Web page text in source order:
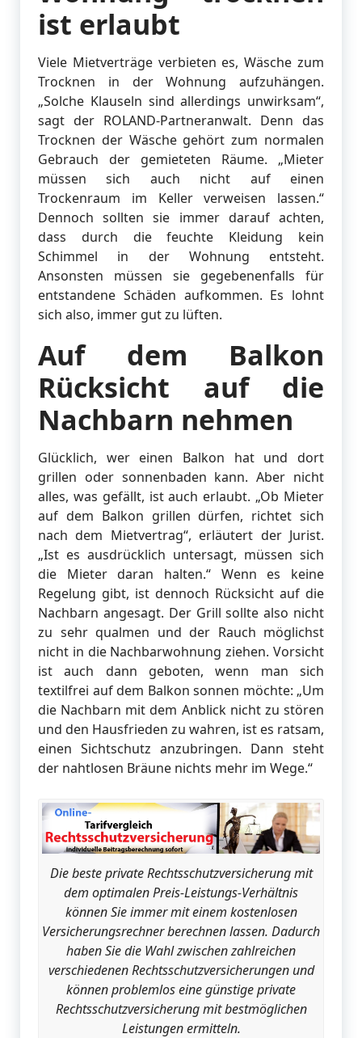
ist erlaubt
Viele Mietverträge verbieten es, Wäsche zum
Trocknen in der Wohnung aufzuhängen.
„Solche Klauseln sind allerdings unwirksam“,
sagt der ROLAND-Partneranwalt. Denn das
Trocknen der Wäsche gehört zum normalen
Gebrauch der gemieteten Räume. „Mieter
müssen sich auch nicht auf einen
Trockenraum im Keller verweisen lassen.“
Dennoch sollten sie immer darauf achten,
dass durch die feuchte Kleidung kein
Schimmel in der Wohnung entsteht.
Ansonsten müssen sie gegebenenfalls für
entstandene Schäden aufkommen. Es lohnt
sich also, immer gut zu lüften.
Auf dem Balkon
Rücksicht auf die
Nachbarn nehmen
Glücklich, wer einen Balkon hat und dort
grillen oder sonnenbaden kann. Aber nicht
alles, was gefällt, ist auch erlaubt. „Ob Mieter
auf dem Balkon grillen dürfen, richtet sich
nach dem Mietvertrag“, erläutert der Jurist.
„Ist es ausdrücklich untersagt, müssen sich
die Mieter daran halten.“ Wenn es keine
Regelung gibt, ist dennoch Rücksicht auf die
Nachbarn angesagt. Der Grill sollte also nicht
zu sehr qualmen und der Rauch möglichst
nicht in die Nachbarwohnung ziehen. Vorsicht
ist auch dann geboten, wenn man sich
textilfrei auf dem Balkon sonnen möchte: „Um
die Nachbarn mit dem Anblick nicht zu stören
und den Hausfrieden zu wahren, ist es ratsam,
einen Sichtschutz anzubringen. Dann steht
der nahtlosen Bräune nichts mehr im Wege.“
Die beste private Rechtsschutzversicherung mit
dem optimalen Preis-Leistungs-Verhältnis
können Sie immer mit einem kostenlosen
Versicherungsrechner berechnen lassen. Dadurch
haben Sie die Wahl zwischen zahlreichen
verschiedenen Rechtsschutzversicherungen und
können problemlos eine günstige private
Rechtsschutzversicherung mit bestmöglichen
Leistungen ermitteln.